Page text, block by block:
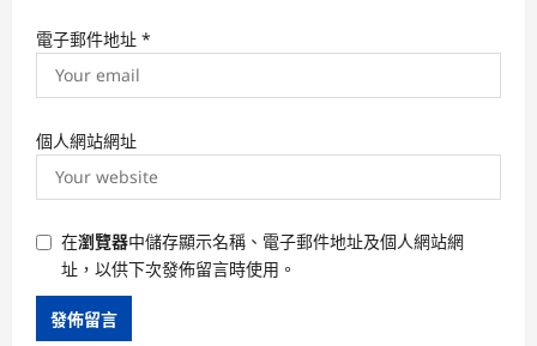
電子郵件地址 *
個人網站網址
在瀏覽器中儲存顯示名稱、電子郵件地址及個人網站網
址，以供下次發佈留言時使用。